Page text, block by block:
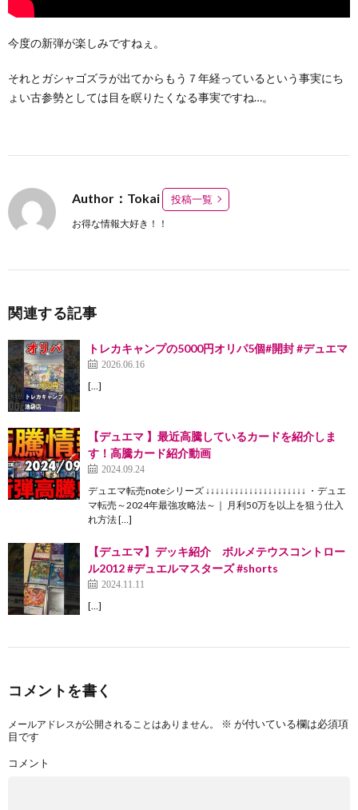
今度の新弾が楽しみですねぇ。
それとガシャゴズラが出てからもう７年経っているという事実にち
ょい古参勢としては目を瞑りたくなる事実ですね…。
Author：Tokai 投稿一覧
お得な情報大好き！！
関連する記事
トレカキャンプの5000円オリパ5個#開封 #デュエマ
2026.06.16
[…]
【デュエマ 】最近高騰しているカードを紹介しま
す！高騰カード紹介動画
2024.09.24
デュエマ転売noteシリーズ ↓↓↓↓↓↓↓↓↓↓↓↓↓↓↓↓↓↓↓↓↓ ・デュエ
マ転売～2024年最強攻略法～｜ 月利50万を以上を狙う仕入
れ方法 […]
【デュエマ】デッキ紹介 ボルメテウスコントロー
ル2012 #デュエルマスターズ #shorts
2024.11.11
[…]
コメントを書く
メールアドレスが公開されることはありません。 ※ が付いている欄は必須項
目です
コメント